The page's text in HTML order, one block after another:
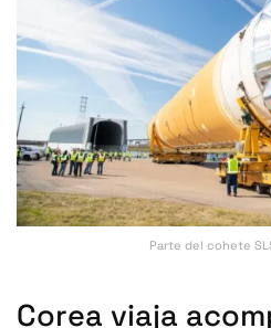
Parte del cohete
Corea viaja